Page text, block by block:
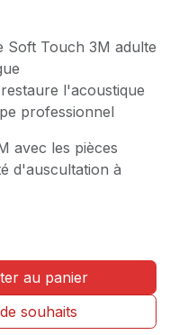
Soft Touch 3M adulte
l'acoustique
professionnel
avec les pièces
d'auscultation à
au panier
souhaits